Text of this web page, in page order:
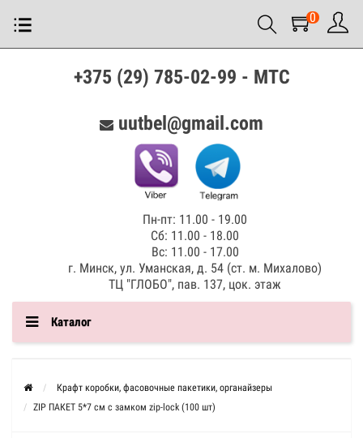
0
+375 (29) 785-02-99 - МТС
uutbel@gmail.com
Пн-пт: 11.00 - 19.00
Сб: 11.00 - 18.00
Вс: 11.00 - 17.00
г. Минск, ул. Уманская, д. 54 (ст. м. Михалово)
ТЦ "ГЛОБО", пав. 137, цок. этаж
Каталог
Крафт коробки, фасовочные пакетики, органайзеры
ZIP ПАКЕТ 5*7 см с замком zip-lock (100 шт)